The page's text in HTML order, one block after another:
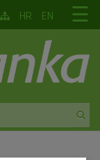
☰
HR EN